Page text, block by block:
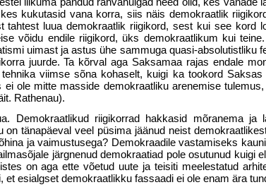
kukutasid vana korra, siis näis demokraatlik
tahtest luua demokraatlik riigikord, sest kui see kord
võidu endile riigikord, üks demokraatlikum kui
uimast ja astus ühe sammuga quasi-absolutistliku
juurde. Ta kõrval aga Saksamaa rajas endale
viimse sõna kohaselt, kuigi ka too­kord
ole mitte masside demokraatliku arenemise
Rathenau).
Demokraatlikud riigikorrad hakkasid mõranema ja
on tänapäeval veel püsima jäänud neist
ja vaimustusega? Demo­kraadile vastamiseks
järgnenud demokraatiad pole osutunud kuigi
on aga ette võetud uute ja teisiti meelestatud
et esialgset demokraatlikku fassaadi ei ole enam ära